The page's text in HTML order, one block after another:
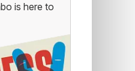
is here to